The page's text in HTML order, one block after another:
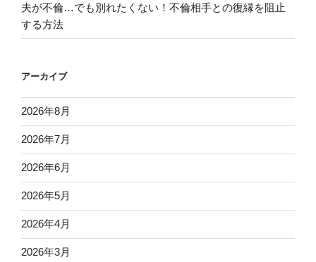
夫が不倫…でも別れたくない！不倫相手との復縁を阻止
する方法
アーカイブ
2026年8月
2026年7月
2026年6月
2026年5月
2026年4月
2026年3月